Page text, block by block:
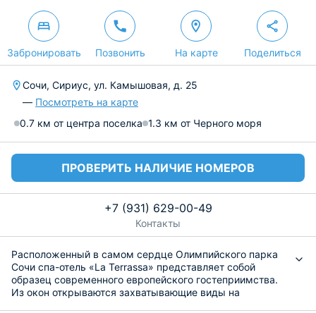
Забронировать Позвонить На карте Поделиться
Сочи, Сириус, ул. Камышовая, д. 25
— Посмотреть на карте
0.7 км от центра поселка 1.3 км от Черного моря
ПРОВЕРИТЬ НАЛИЧИЕ НОМЕРОВ
+7 (931) 629-00-49
Контакты
Расположенный в самом сердце Олимпийского парка
Сочи спа-отель «La Terrassa» представляет собой
образец современного европейского гостеприимства.
Из окон открываются захватывающие виды на